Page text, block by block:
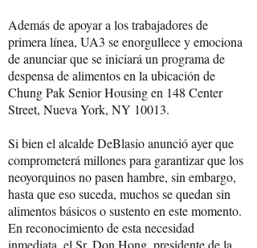
Además de apoyar a los trabajadores de
primera línea, UA3 se enorgullece y emociona
de anunciar que se iniciará un programa de
despensa de alimentos en la ubicación de
Chung Pak Senior Housing en 148 Center
Street, Nueva York, NY 10013.
Si bien el alcalde DeBlasio anunció ayer que
comprometerá millones para garantizar que los
neoyorquinos no pasen hambre, sin embargo,
hasta que eso suceda, muchos se quedan sin
alimentos básicos o sustento en este momento.
En reconocimiento de esta necesidad
inmediata, el Sr. Don Hong, presidente de la